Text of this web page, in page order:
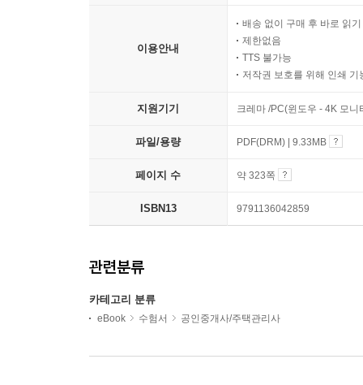
이용안내
배송 없이 구매 후 바로 읽기
제한없음
TTS 불가능
저작권 보호를 위해 인쇄 기
지원기기 크레마 /PC(윈도우 - 4K 모
파일/용량 PDF(DRM) | 9.33MB
페이지 수 약 323쪽
ISBN13 9791136042859
관련분류
카테고리 분류
eBook 수험서 공인중개사/주택관리사